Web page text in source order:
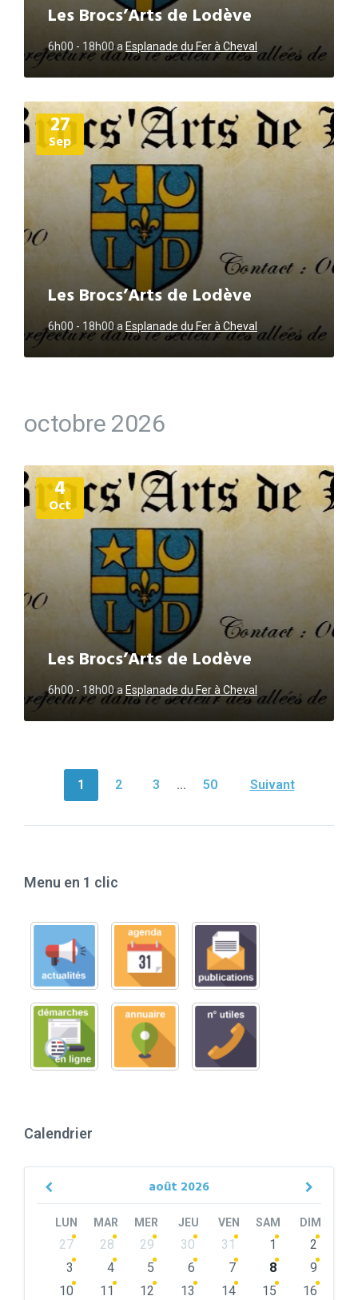
Les Brocs’Arts de Lodève
6h00 - 18h00a Esplanade du Fer à Cheval
27
Sep
Les Brocs’Arts de Lodève
6h00 - 18h00a Esplanade du Fer à Cheval
Plus
d'informations
octobre 2026
4
Oct
Les Brocs’Arts de Lodève
6h00 - 18h00a Esplanade du Fer à Cheval
Plus
d'informations
NAVIGATION
ARTICLES
1 2 3 … 50 Suivant
Menu en 1 clic
Calendrier
août 2026
Previous
LUN MAR MER JEU VEN SAM DIM
Skip
calendar
27 28 29 30 31 1
2
3
4 5 6 7 8
9
10
11 12 13 14 15
16